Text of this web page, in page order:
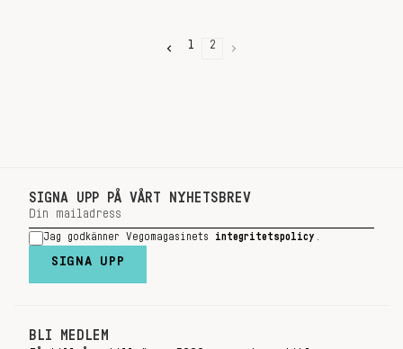
1 2
SIGNA UPP PÅ VÅRT NYHETSBREV
Jag godkänner Vegomagasinets integritetspolicy
SIGNA UPP
BLI MEDLEM